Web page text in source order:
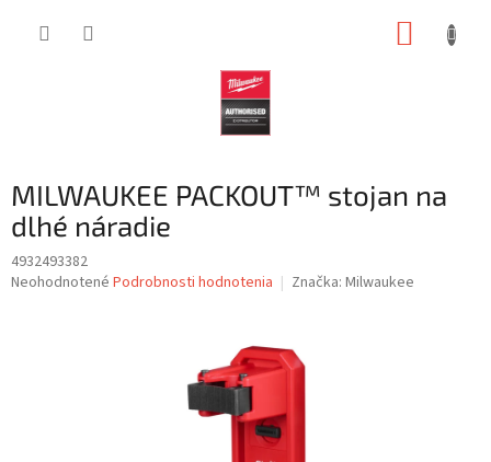
MILWAUKEE PACKOUT™ stojan na
dlhé náradie
4932493382
Priemerné
Neohodnotené Podrobnosti hodnotenia Značka: Milwaukee